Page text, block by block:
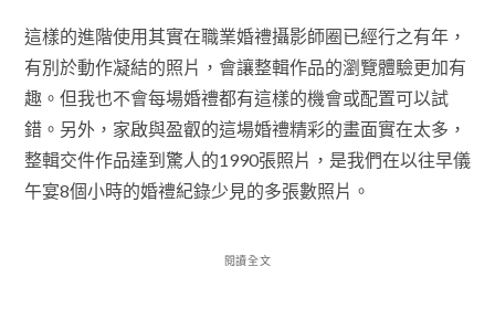
這樣的進階使用其實在職業婚禮攝影師圈已經行之有年，
有別於動作凝結的照片，會讓整輯作品的瀏覽體驗更加有
趣。但我也不會每場婚禮都有這樣的機會或配置可以試
錯。另外，家啟與盈叡的這場婚禮精彩的畫面實在太多，
整輯交件作品達到驚人的1990張照片，是我們在以往早儀
午宴8個小時的婚禮紀錄少見的多張數照片。
閱讀全文